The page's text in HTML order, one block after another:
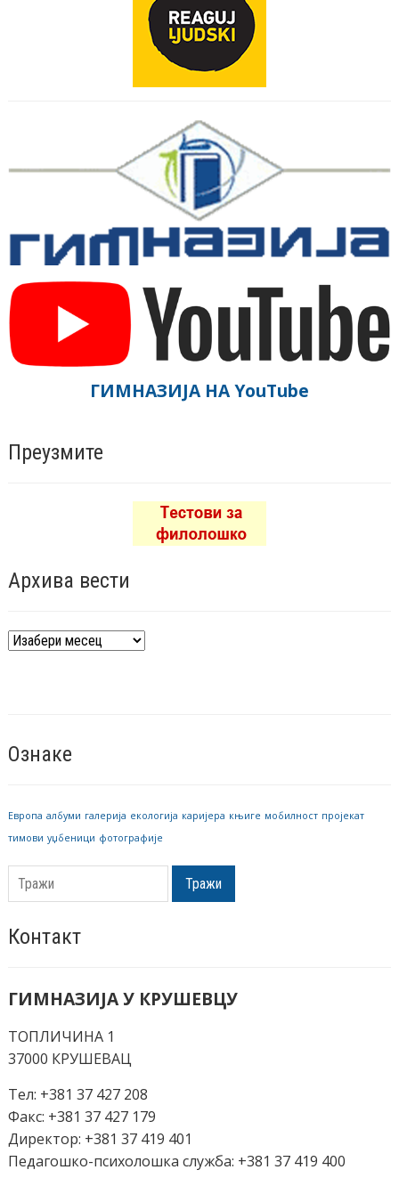
ГИМНАЗИЈА НА YouTube
Преузмите
Архива вести
Архива
Ознаке
Европа албуми галерија екологија каријера књиге мобилност пројекат
тимови уџбеници фотографије
Тражи
Контакт
ГИМНАЗИЈА У КРУШЕВЦУ
ТОПЛИЧИНА 1
37000 КРУШЕВАЦ
Тел: +381 37 427 208
Факс: +381 37 427 179
Директор: +381 37 419 401
Педагошко-психолошка служба: +381 37 419 400